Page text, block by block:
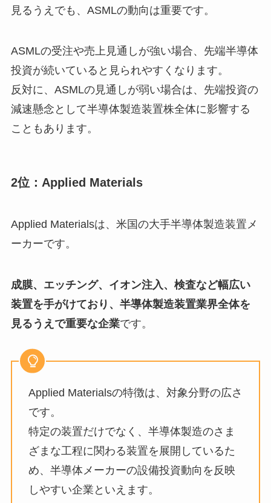
見るうえでも、ASMLの動向は重要です。
ASMLの受注や売上見通しが強い場合、先端半導体
投資が続いていると見られやすくなります。
反対に、ASMLの見通しが弱い場合は、先端投資の
減速懸念として半導体製造装置株全体に影響する
こともあります。
2位：Applied Materials
Applied Materialsは、米国の大手半導体製造装置メ
ーカーです。
成膜、エッチング、イオン注入、検査など幅広い
装置を手がけており、半導体製造装置業界全体を
見るうえで重要な企業です。
Applied Materialsの特徴は、対象分野の広さ
です。
特定の装置だけでなく、半導体製造のさま
ざまな工程に関わる装置を展開しているた
め、半導体メーカーの設備投資動向を反映
しやすい企業といえます。